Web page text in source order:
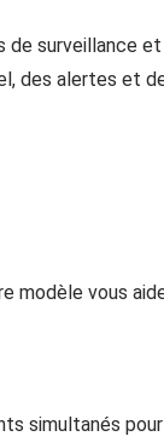
surveillance
des alertes et
vous
simultanés